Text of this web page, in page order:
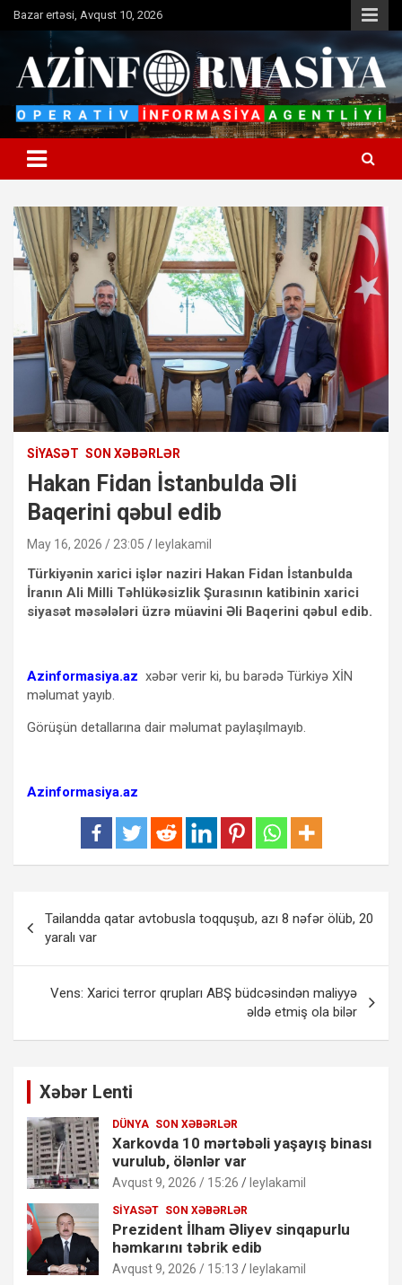
SkipBazar ertəsi, Avqust 10, 2026
Azinformasiya
Operativ informasiya agentliyi
SIYASƏT SON XƏBƏRLƏR
Hakan Fidan İstanbulda Əli
Baqerini qəbul edib
May 16, 2026 / 23:05 leylakamil
Türkiyənin xarici işlər naziri Hakan Fidan İstanbulda
İranın Ali Milli Təhlükəsizlik Şurasının katibinin xarici
siyasət məsələləri üzrə müavini Əli Baqerini qəbul edib.
Azinformasiya.az xəbər verir ki, bu barədə Türkiyə XİN
məlumat yayıb.
Görüşün detallarına dair məlumat paylaşılmayıb.
Azinformasiya.az
naviqasiyası
Tailandda qatar avtobusla toqquşub, azı 8 nəfər ölüb, 20
yaralı var
Vens: Xarici terror qrupları ABŞ büdcəsindən maliyyə
əldə etmiş ola bilər
Xəbər Lenti
DÜNYA SON XƏBƏRLƏR
Xarkovda 10 mərtəbəli yaşayış binası
vurulub, ölənlər var
Avqust 9, 2026 / 15:26 leylakamil
SIYASƏT SON XƏBƏRLƏR
Prezident İlham Əliyev sinqapurlu
həmkarını təbrik edib
Avqust 9, 2026 / 15:13 leylakamil